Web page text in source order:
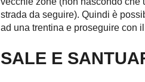
strada da seguire). Quindi è
ad una trentina e proseguire con
SALE E